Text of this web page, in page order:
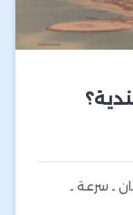
ـ سرعة ـ